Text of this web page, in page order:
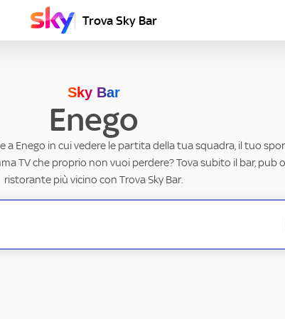
Trova Sky Bar
Sky Bar
Enego
a Enego in cui vedere le partita della tua squadra, il tuo
TV che proprio non vuoi perdere? Tova subito il bar, pub o
ristorante più vicino con Trova Sky Bar.